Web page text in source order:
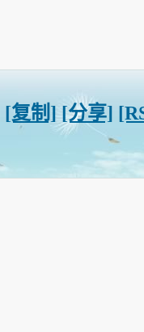
[复制] [分享]